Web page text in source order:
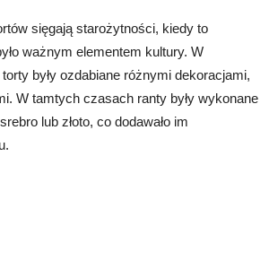
sięgają starożytności, kiedy to
ważnym elementem kultury. W
były ozdabiane różnymi dekoracjami,
W tamtych czasach ranty były wykonane
lub złoto, co dodawało im